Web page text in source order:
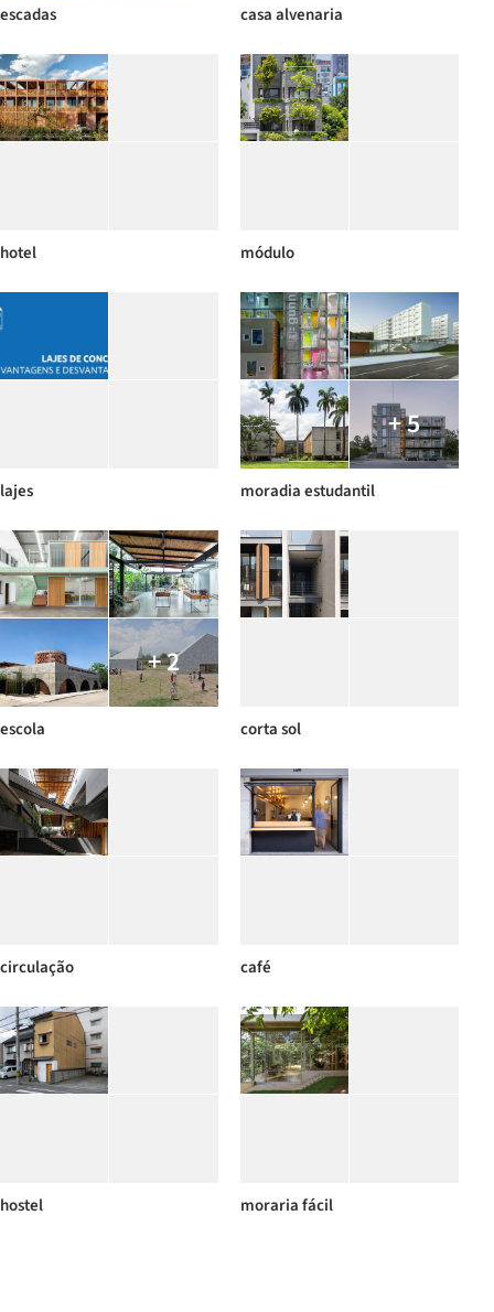
escadas casa alvenaria
hotel módulo
lajes
+ 5
moradia estudantil
+ 2
escola corta sol
circulação café
hostel moraria fácil